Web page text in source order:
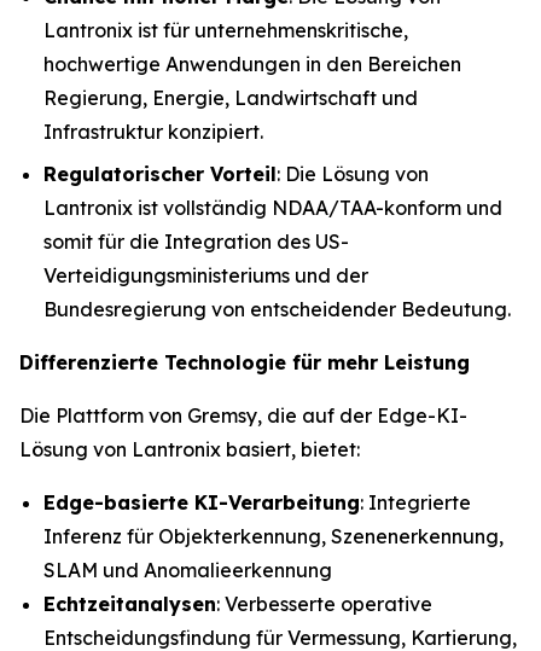
Lantronix ist für unternehmenskritische,
hochwertige Anwendungen in den Bereichen
Regierung, Energie, Landwirtschaft und
Infrastruktur konzipiert.
Regulatorischer Vorteil: Die Lösung von
Lantronix ist vollständig NDAA/TAA-konform und
somit für die Integration des US-
Verteidigungsministeriums und der
Bundesregierung von entscheidender Bedeutung.
Differenzierte Technologie für mehr Leistung
Die Plattform von Gremsy, die auf der Edge-KI-
Lösung von Lantronix basiert, bietet:
Edge-basierte KI-Verarbeitung: Integrierte
Inferenz für Objekterkennung, Szenenerkennung,
SLAM und Anomalieerkennung
Echtzeitanalysen: Verbesserte operative
Entscheidungsfindung für Vermessung, Kartierung,